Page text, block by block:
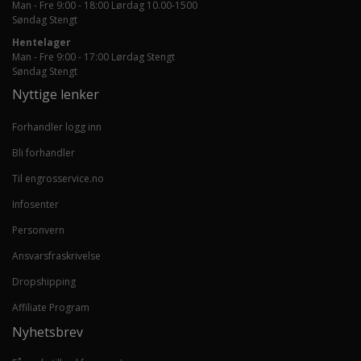
Man - Fre 9:00 - 18:00 Lørdag 10.00-1500
Søndag Stengt
Hentelager
Man - Fre 9:00 - 17:00 Lørdag Stengt
Søndag Stengt
Nyttige lenker
Forhandler logg inn
Bli forhandler
Til engrosservice.no
Infosenter
Personvern
Ansvarsfraskrivelse
Dropshipping
Affiliate Program
Nyhetsbrev